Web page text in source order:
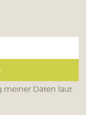
meiner Daten laut